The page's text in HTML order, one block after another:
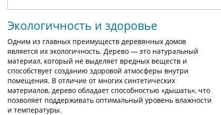
Экологичность и здоровье
Одним из главных преимуществ деревянных домов
является их экологичность. Дерево — это натуральный
материал, который не выделяет вредных веществ и
способствует созданию здоровой атмосферы внутри
помещения. В отличие от многих синтетических
материалов, дерево обладает способностью «дышать», что
позволяет поддерживать оптимальный уровень влажности
и температуры.